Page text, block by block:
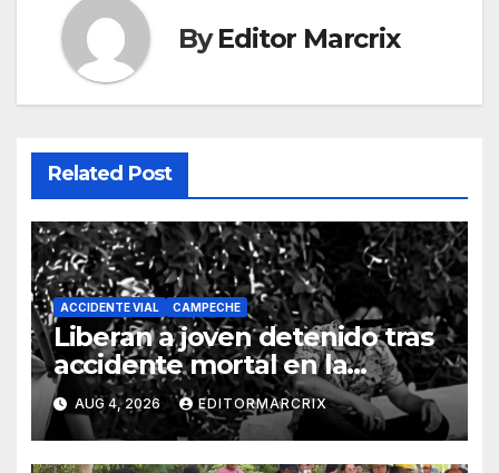
ByEditor Marcrix
Related Post
ACCIDENTE VIAL CAMPECHE
Liberan a joven detenido tras
accidente mortal en la
carretera Costera de
Campeche
AUG 4, 2026 EDITORMARCRIX